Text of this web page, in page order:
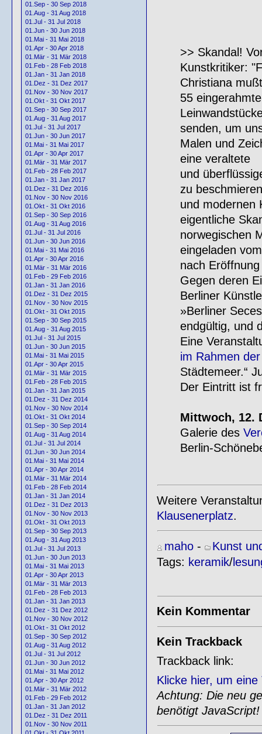
01.Sep - 30 Sep 2018
01.Aug - 31 Aug 2018
01.Jul - 31 Jul 2018
01.Jun - 30 Jun 2018
01.Mai - 31 Mai 2018
01.Apr - 30 Apr 2018
01.Mär - 31 Mär 2018
01.Feb - 28 Feb 2018
01.Jan - 31 Jan 2018
01.Dez - 31 Dez 2017
01.Nov - 30 Nov 2017
01.Okt - 31 Okt 2017
01.Sep - 30 Sep 2017
01.Aug - 31 Aug 2017
01.Jul - 31 Jul 2017
01.Jun - 30 Jun 2017
01.Mai - 31 Mai 2017
01.Apr - 30 Apr 2017
01.Mär - 31 Mär 2017
01.Feb - 28 Feb 2017
01.Jan - 31 Jan 2017
01.Dez - 31 Dez 2016
01.Nov - 30 Nov 2016
01.Okt - 31 Okt 2016
01.Sep - 30 Sep 2016
01.Aug - 31 Aug 2016
01.Jul - 31 Jul 2016
01.Jun - 30 Jun 2016
01.Mai - 31 Mai 2016
01.Apr - 30 Apr 2016
01.Mär - 31 Mär 2016
01.Feb - 29 Feb 2016
01.Jan - 31 Jan 2016
01.Dez - 31 Dez 2015
01.Nov - 30 Nov 2015
01.Okt - 31 Okt 2015
01.Sep - 30 Sep 2015
01.Aug - 31 Aug 2015
01.Jul - 31 Jul 2015
01.Jun - 30 Jun 2015
01.Mai - 31 Mai 2015
01.Apr - 30 Apr 2015
01.Mär - 31 Mär 2015
01.Feb - 28 Feb 2015
01.Jan - 31 Jan 2015
01.Dez - 31 Dez 2014
01.Nov - 30 Nov 2014
01.Okt - 31 Okt 2014
01.Sep - 30 Sep 2014
01.Aug - 31 Aug 2014
01.Jul - 31 Jul 2014
01.Jun - 30 Jun 2014
01.Mai - 31 Mai 2014
01.Apr - 30 Apr 2014
01.Mär - 31 Mär 2014
01.Feb - 28 Feb 2014
01.Jan - 31 Jan 2014
01.Dez - 31 Dez 2013
01.Nov - 30 Nov 2013
01.Okt - 31 Okt 2013
01.Sep - 30 Sep 2013
01.Aug - 31 Aug 2013
01.Jul - 31 Jul 2013
01.Jun - 30 Jun 2013
01.Mai - 31 Mai 2013
01.Apr - 30 Apr 2013
01.Mär - 31 Mär 2013
01.Feb - 28 Feb 2013
01.Jan - 31 Jan 2013
01.Dez - 31 Dez 2012
01.Nov - 30 Nov 2012
01.Okt - 31 Okt 2012
01.Sep - 30 Sep 2012
01.Aug - 31 Aug 2012
01.Jul - 31 Jul 2012
01.Jun - 30 Jun 2012
01.Mai - 31 Mai 2012
01.Apr - 30 Apr 2012
01.Mär - 31 Mär 2012
01.Feb - 29 Feb 2012
01.Jan - 31 Jan 2012
01.Dez - 31 Dez 2011
01.Nov - 30 Nov 2011
>> Skandal!
Kunstkritiker:
Christiana
55
senden, um
Malen und
eine veraltete
und
zu
und modernen
eigentliche
norwegischen
eingeladen
nach
Gegen deren
Berliner
»Berliner
endgültig, und
Eine
im Rahmen
Städtemeer.“
Der Eintritt ist
Mittwoch, 12.
Galerie des
Berlin-
Weitere
Klausenerplatz.
maho-
Kunst
Tags: keramik/
Kein Kommentar
Kein Trackback
Trackback link:
Klicke hier, um
Achtung: Die neu
benötigt JavaScript!